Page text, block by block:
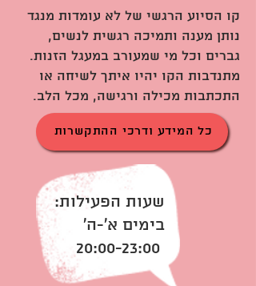
קו הסיוע הרגשי של לא עומדות מנגד
נותן מענה ותמיכה רגשית לנשים,
גברים וכל מי שמעורב במעגל הזנות.
מתנדבות הקו יהיו איתך לשיחה או
התכתבות מכילה ורגישה, מכל הלב.
כל המידע ודרכי ההתקשרות
שעות הפעילות:
בימים א'-ה'